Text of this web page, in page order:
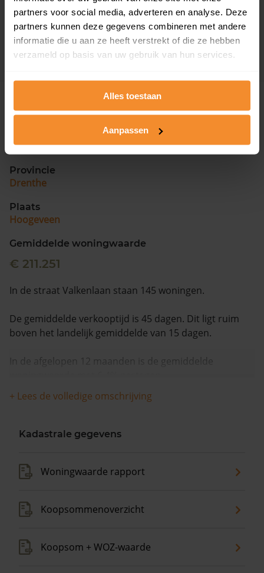
partners voor social media, adverteren en analyse. Deze
partners kunnen deze gegevens combineren met andere
informatie die u aan ze heeft verstrekt of die ze hebben
verzameld op basis van uw gebruik van hun services.
Alles toestaan
Aanpassen
Valkenlaan 96
Valkenlaan 98
Samenvatting
Valkenlaan
Provincie
Drenthe
Plaats
Hoogeveen
Gemiddelde woningwaarde
€ 211.251
In de straat Valkenlaan staan 145 woningen.
De gemiddelde verkooptijd is 45 dagen. Dit ligt ruim
boven het landelijk gemiddelde van 15 dagen.
In de afgelopen 12 maanden is de gemiddelde
+ Lees de volledige omschrijving
Kadastrale gegevens
Woningwaarde rapport
Koopsommenoverzicht
Koopsom + WOZ-waarde